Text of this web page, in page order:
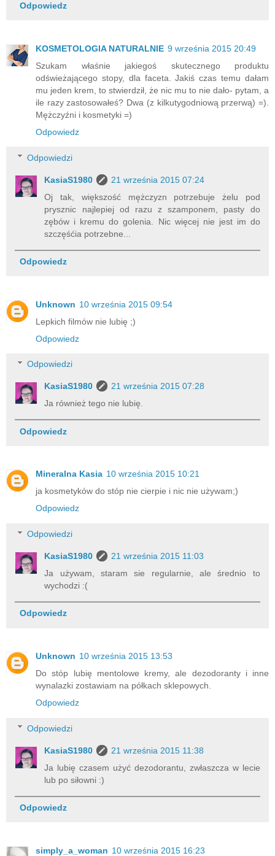
Odpowiedz
KOSMETOLOGIA NATURALNIE 9 września 2015 20:49
Szukam właśnie jakiegoś skutecznego produktu
odświeżającego stopy, dla faceta. Jakiś czas temu dałam
mu jeden krem, to stwierdził, że nic mu to nie dało- pytam, a
ile razy zastosowałeś? Dwa (z kilkutygodniową przerwą) =).
Mężczyźni i kosmetyki =)
Odpowiedz
Odpowiedzi
KasiaS1980
21 września 2015 07:24
Oj tak, większość mężczyzn potrzebuje żelu pod
prysznic najlepiej od razu z szamponem, pasty do
zębów i kremu do golenia. Nic więcej nie jest im do
szczęśćia potrzebne...
Odpowiedz
Unknown 10 września 2015 09:54
Lepkich filmów nie lubię ;)
Odpowiedz
Odpowiedzi
KasiaS1980
21 września 2015 07:28
Ja również tego nie lubię.
Odpowiedz
Mineralna Kasia 10 września 2015 10:21
ja kosmetyków do stóp nie cierpie i nic nie używam;)
Odpowiedz
Odpowiedzi
KasiaS1980
21 września 2015 11:03
Ja używam, staram sie regularnie, ale średnio to
wychodzi :(
Odpowiedz
Unknown 10 września 2015 13:53
Do stóp lubię mentolowe kremy, ale dezodoranty i inne
wynalazki zostawiam na półkach sklepowych.
Odpowiedz
Odpowiedzi
KasiaS1980
21 września 2015 11:38
Ja lubię czasem użyć dezodorantu, zwłaszcza w lecie
lub po siłowni :)
Odpowiedz
simply_a_woman 10 września 2015 16:23